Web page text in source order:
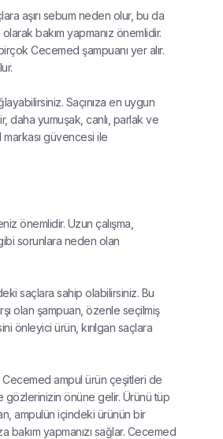
aşırı sebum neden olur, bu da
bakım yapmanız önemlidir.
Cecemed şampuanı yer alır.
Saçınıza en uygun
daha yumuşak, canlı, parlak ve
güvencesi ile
önemlidir. Uzun çalışma,
sorunlara neden olan
saçlara sahip olabilirsiniz. Bu
olan şampuan, özenle seçilmiş
önleyici ürün, kırılgan saçlara
ampul ürün çeşitleri de
gözlerinizin önüne gelir. Ürünü tüp
ampulün içindeki ürünün bir
bakım yapmanızı sağlar. Cecemed